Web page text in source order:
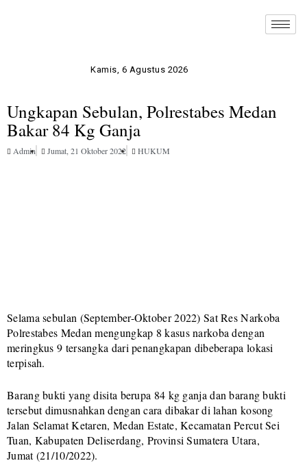
Kamis, 6 Agustus 2026
Ungkapan Sebulan, Polrestabes Medan
Bakar 84 Kg Ganja
Admin Jumat, 21 Oktober 2022 HUKUM
Selama sebulan (September-Oktober 2022) Sat Res Narkoba
Polrestabes Medan mengungkap 8 kasus narkoba dengan
meringkus 9 tersangka dari penangkapan dibeberapa lokasi
terpisah.
Barang bukti yang disita berupa 84 kg ganja dan barang bukti
tersebut dimusnahkan dengan cara dibakar di lahan kosong
Jalan Selamat Ketaren, Medan Estate, Kecamatan Percut Sei
Tuan, Kabupaten Deliserdang, Provinsi Sumatera Utara,
Jumat (21/10/2022).